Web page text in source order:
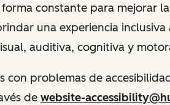
constante para mejorar
una experiencia
auditiva, cognitiva y
con problemas de
de website-